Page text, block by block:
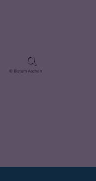
© Bistum Aachen